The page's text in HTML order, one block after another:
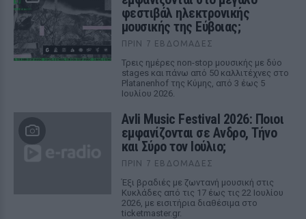
φεστιβάλ ηλεκτρονικής
μουσικής της Εύβοιας;
ΠΡΙΝ 7 ΕΒΔΟΜΆΔΕΣ
Τρεις ημέρες non-stop μουσικής με δύο
stages και πάνω από 50 καλλιτέχνες στο
Platanenhof της Κύμης, από 3 έως 5
Ιουλίου 2026.
Avli Music Festival 2026: Ποιοι
εμφανίζονται σε Ανδρο, Τήνο
και Σύρο τον Ιούλιο;
ΠΡΙΝ 7 ΕΒΔΟΜΆΔΕΣ
Έξι βραδιές με ζωντανή μουσική στις
Κυκλάδες από τις 17 έως τις 22 Ιουλίου
2026, με εισιτήρια διαθέσιμα στο
ticketmaster.gr.